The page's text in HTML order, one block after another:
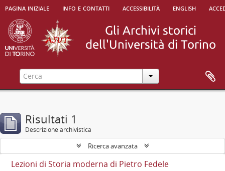
pagina iniziale info e contatti accessibilità english
Risultati 1
Descrizione archivistica
Ricerca avanzata
Lezioni di Storia moderna di Pietro Fedele